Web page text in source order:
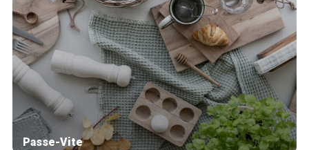
Home
Our top picks
Neighborhoods
Blog
Tops 10
Brussels Knowhow
About us
Passe-Vite